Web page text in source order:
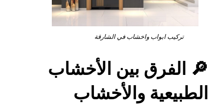
تركيب ابواب واخشاب في الشارقة
🔎 الفرق بين الأخشاب
الطبيعية والأخشاب